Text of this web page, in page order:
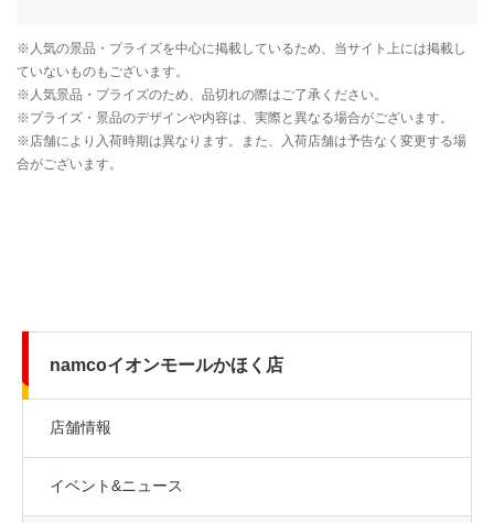
namcoイオンモールかほく店
店舗情報
イベント&ニュース